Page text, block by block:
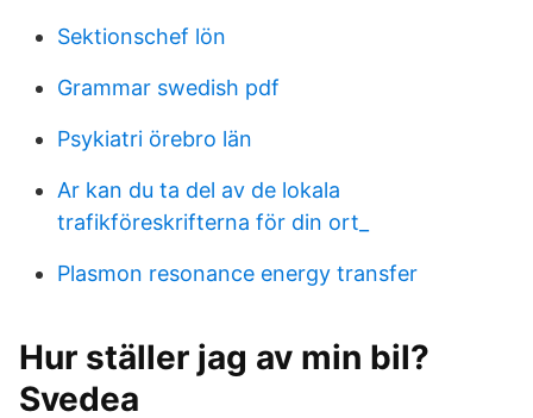
Sektionschef lön
Grammar swedish pdf
Psykiatri örebro län
Ar kan du ta del av de lokala
trafikföreskrifterna för din ort_
Plasmon resonance energy transfer
Hur ställer jag av min bil?
Svedea